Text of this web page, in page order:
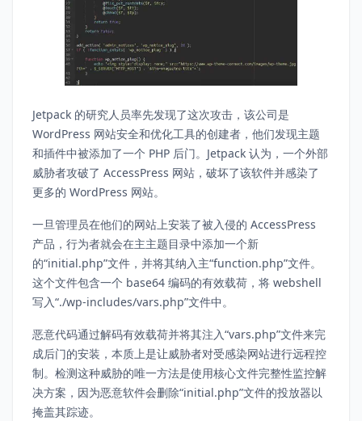
Jetpack 的研究人员率先发现了这次攻击，该公司是
WordPress 网站安全和优化工具的创建者，他们发现主题
和插件中被添加了一个 PHP 后门。Jetpack 认为，一个外部
威胁者攻破了 AccessPress 网站，破坏了该软件并感染了
更多的 WordPress 网站。
一旦管理员在他们的网站上安装了被入侵的 AccessPress
产品，行为者就会在主主题目录中添加一个新
的“initial.php”文件，并将其纳入主“function.php”文件。
这个文件包含一个 base64 编码的有效载荷，将 webshell
写入“./wp-includes/vars.php”文件中。
恶意代码通过解码有效载荷并将其注入“vars.php”文件来完
成后门的安装，本质上是让威胁者对受感染网站进行远程控
制。检测这种威胁的唯一方法是使用核心文件完整性监控解
决方案，因为恶意软件会删除“initial.php”文件的投放器以
掩盖其踪迹。